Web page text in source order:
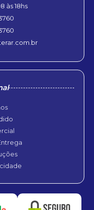
às 18hs